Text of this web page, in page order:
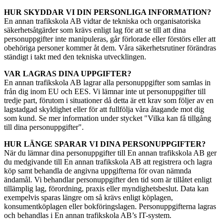
HUR SKYDDAR VI DIN PERSONLIGA INFORMATION?
En annan trafikskola AB vidtar de tekniska och organisatoriska
säkerhetsåtgärder som krävs enligt lag för att se till att dina
personuppgifter inte manipuleras, går förlorade eller förstörs eller att
obehöriga personer kommer åt dem. Våra säkerhetsrutiner förändras
ständigt i takt med den tekniska utvecklingen.
VAR LAGRAS DINA UPPGIFTER?
En annan trafikskola AB lagrar alla personuppgifter som samlas in
från dig inom EU och EES. Vi lämnar inte ut personuppgifter till
tredje part, förutom i situationer då detta är ett krav som följer av en
lagstadgad skyldighet eller för att fullfölja våra åtagande mot dig
som kund. Se mer information under stycket "Vilka kan få tillgång
till dina personuppgifter".
HUR LÄNGE SPARAR VI DINA PERSONUPPGIFTER?
När du lämnar dina personuppgifter till En annan trafikskola AB ger
du medgivande till En annan trafikskola AB att registrera och lagra
köp samt behandla de angivna uppgifterna för ovan nämnda
ändamål. Vi behandlar personuppgifter den tid som är tillåtet enligt
tillämplig lag, förordning, praxis eller myndighetsbeslut. Data kan
exempelvis sparas längre om så krävs enligt köplagen,
konsumentköplagen eller bokföringslagen. Personuppgifterna lagras
och behandlas i En annan trafikskola AB’s IT-system.